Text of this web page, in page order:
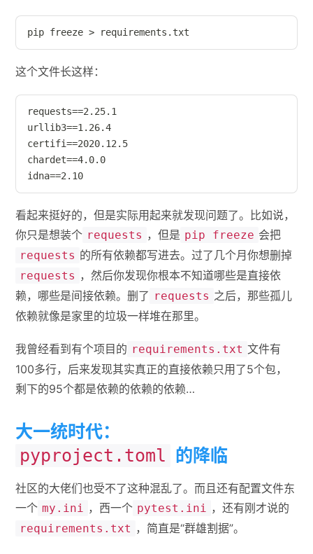
pip freeze > requirements.txt
这个文件长这样：
requests==2.25.1
urllib3==1.26.4
certifi==2020.12.5
chardet==4.0.0
idna==2.10
看起来挺好的，但是实际用起来就发现问题了。比如说，
你只是想装个 requests ，但是 pip freeze 会把
requests 的所有依赖都写进去。过了几个月你想删掉
requests ，然后你发现你根本不知道哪些是直接依
赖，哪些是间接依赖。删了 requests 之后，那些孤儿
依赖就像是家里的垃圾一样堆在那里。
我曾经看到有个项目的 requirements.txt 文件有
100多行，后来发现其实真正的直接依赖只用了5个包，
剩下的95个都是依赖的依赖的依赖…
大一统时代：
pyproject.toml 的降临
社区的大佬们也受不了这种混乱了。而且还有配置文件东
一个 my.ini ，西一个 pytest.ini ，还有刚才说的
requirements.txt ，简直是“群雄割据”。